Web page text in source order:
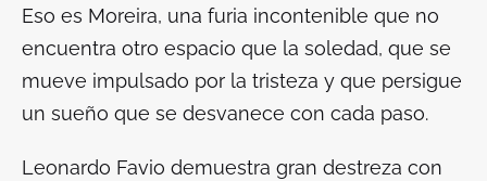
Eso es Moreira, una furia incontenible que no
encuentra otro espacio que la soledad, que se
mueve impulsado por la tristeza y que persigue
un sueño que se desvanece con cada paso.
Leonardo Favio demuestra gran destreza con